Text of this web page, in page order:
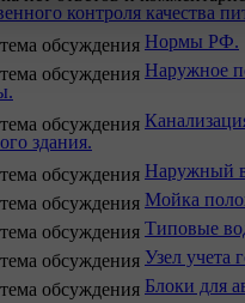
контроля качества
Нормы РФ.
Наружное
здания.
Наружный
Мойка
Типовые
Узел учета
Блоки для